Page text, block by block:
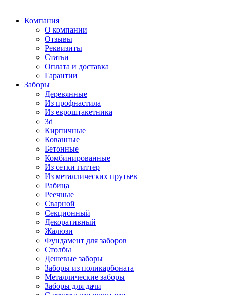
Компания
О компании
Отзывы
Реквизиты
Статьи
Оплата и доставка
Гарантии
Заборы
Деревянные
Из профнастила
Из евроштакетника
3d
Кирпичные
Кованные
Бетонные
Комбинированные
Из сетки гиттер
Из металлических прутьев
Рабица
Реечные
Сварной
Секционный
Декоративный
Жалюзи
Фундамент для заборов
Столбы
Дешевые заборы
Заборы из поликарбоната
Металлические заборы
Заборы для дачи